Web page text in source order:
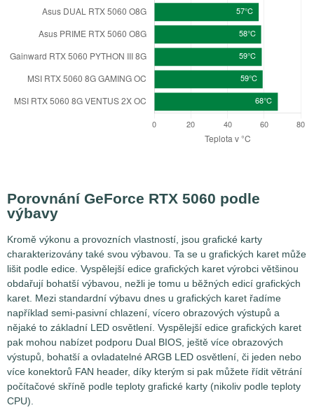
Porovnání GeForce RTX 5060 podle
výbavy
Kromě výkonu a provozních vlastností, jsou grafické karty
charakterizovány také svou výbavou. Ta se u grafických karet může
lišit podle edice. Vyspělejší edice grafických karet výrobci většinou
obdařují bohatší výbavou, nežli je tomu u běžných edicí grafických
karet. Mezi standardní výbavu dnes u grafických karet řadíme
například semi-pasivní chlazení, vícero obrazových výstupů a
nějaké to základní LED osvětlení. Vyspělejší edice grafických karet
pak mohou nabízet podporu Dual BIOS, ještě více obrazových
výstupů, bohatší a ovladatelné ARGB LED osvětlení, či jeden nebo
více konektorů FAN header, díky kterým si pak můžete řídit větrání
počítačové skříně podle teploty grafické karty (nikoliv podle teploty
CPU).